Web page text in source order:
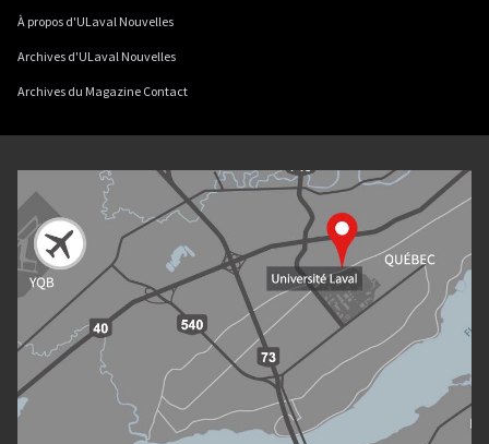
À propos d'ULaval Nouvelles
Archives d'ULaval Nouvelles
Archives du Magazine Contact